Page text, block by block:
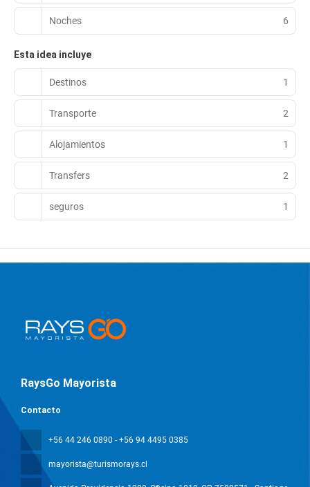
Noches 6
Esta idea incluye
Destinos 1
Transporte 2
Alojamientos 1
Transfers 2
seguros 1
RaysGo Mayorista
Contacto
+56 44 246 0890 - +56 94 4495 0385
mayorista@turismorays.cl